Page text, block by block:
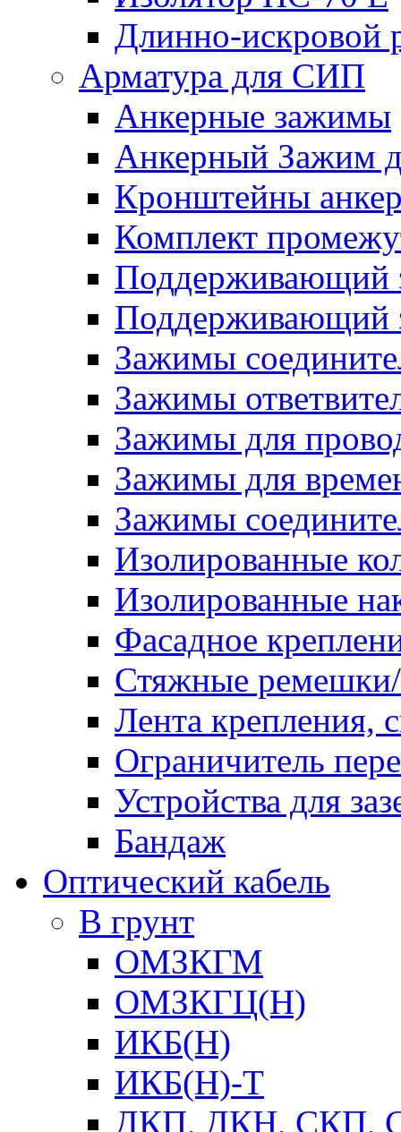
Длинно-искровой
Арматура для СИП
Анкерные зажимы
Анкерный Зажим
Кронштейны
Комплект
Зажимы
Зажимы
Зажимы для
Зажимы для
Зажимы
Изолированные
Изолированные
Фасадное
Стяжные
Лента крепления,
Ограничитель
Устройства для
Бандаж
Оптический кабель
В грунт
ОМЗКГМ
ОМЗКГЦ(Н)
ИКБ(Н)
ИКБ(Н)-Т
ДКП, ДКН, СКП,